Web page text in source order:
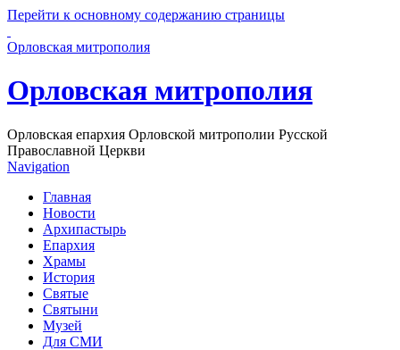
Перейти к основному содержанию страницы
Орловская митрополия
Орловская митрополия
Орловская епархия Орловской митрополии Русской
Православной Церкви
Navigation
Главная
Новости
Архипастырь
Епархия
Храмы
История
Святые
Святыни
Музей
Для СМИ